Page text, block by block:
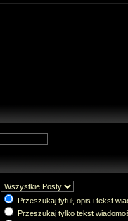
Przeszukaj tytuł, opis i tekst
Przeszukaj tylko tekst